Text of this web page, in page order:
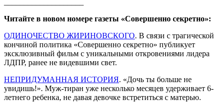
Читайте в новом номере газеты «Совершенно секретно»:
ОДИНОЧЕСТВО ЖИРИНОВСКОГО. В связи с трагической
кончиной политика «Совершенно секретно» публикует
эксклюзивный фильм с уникальными откровениями лидера
ЛДПР, ранее не видевшими свет.
НЕПРИДУМАННАЯ ИСТОРИЯ. «Дочь ты больше не
увидишь!». Муж-тиран уже несколько месяцев удерживает 6-
летнего ребенка, не давая девочке встретиться с матерью.